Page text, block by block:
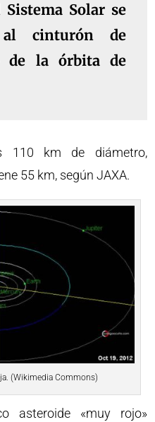
Solar se
al cinturón de
de la órbita de
110 km de diámetro,
55 km, según JAXA.
(Wikimedia Commons)
asteroide «muy rojo»